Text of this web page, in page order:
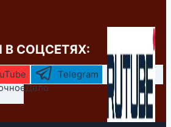
СОЦСЕТЯХ:
Telegram